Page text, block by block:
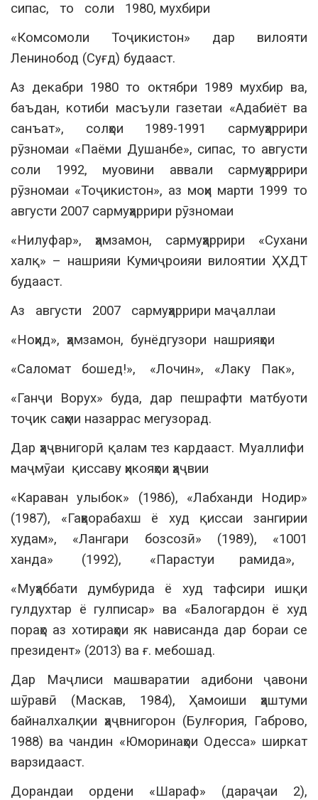
сипас, то соли 1980, мухбири
«Комсомоли Тоҷикистон» дар вилояти
Ленинобод (Суғд) будааст.
Аз декабри 1980 то октябри 1989 мухбир ва,
баъдан, котиби масъули газетаи «Адабиёт ва
санъат», солҳои 1989-1991 сармуҳаррири
рӯзномаи «Паёми Душанбе», сипас, то августи
соли 1992, муовини аввали сармуҳаррири
рӯзномаи «Тоҷикистон», аз моҳи марти 1999 то
августи 2007 сармуҳаррири рӯзномаи
«Нилуфар», ҳамзамон, сармуҳаррири «Сухани
халқ» – нашрияи Кумиҷроияи вилоятии ҲХДТ
будааст.
Аз августи 2007 сармуҳаррири маҷаллаи
«Ноҳид», ҳамзамон, бунёдгузори нашрияҳои
«Саломат бошед!», «Лочин», «Лаку Пак»,
«Ганҷи Ворух» буда, дар пешрафти матбуоти
тоҷик саҳми назаррас мегузорад.
Дар ҳаҷвнигорӣ қалам тез кардааст. Муаллифи
маҷмӯаи қиссаву ҳикояҳои ҳаҷвии
«Караван улыбок» (1986), «Лабханди Нодир»
(1987), «Гаҳворабахш ё худ қиссаи зангирии
худам», «Лангари бозсозӣ» (1989), «1001
ханда» (1992), «Парастуи рамида»,
«Муҳаббати думбурида ё худ тафсири ишқи
гулдухтар ё гулписар» ва «Балогардон ё худ
пораҳо аз хотираҳои як нависанда дар бораи се
президент» (2013) ва ғ. мебошад.
Дар Маҷлиси машваратии адибони ҷавони
шӯравӣ (Маскав, 1984), Ҳамоиши ҳаштуми
байналхалқии ҳаҷвнигорон (Булғория, Габрово,
1988) ва чандин «Юморинаҳои Одесса» ширкат
варзидааст.
Дорандаи ордени «Шараф» (дараҷаи 2),